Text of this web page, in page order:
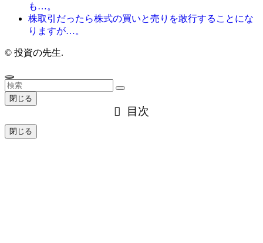
も…。
株取引だったら株式の買いと売りを敢行することにな
りますが…。
© 投資の先生.
閉じる
目次
閉じる